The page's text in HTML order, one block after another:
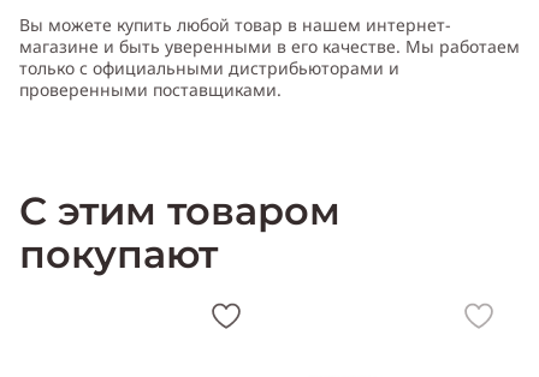
Вы можете купить любой товар в нашем интернет-
магазине и быть уверенными в его качестве. Мы работаем
только с официальными дистрибьюторами и
проверенными поставщиками.
С этим товаром
покупают